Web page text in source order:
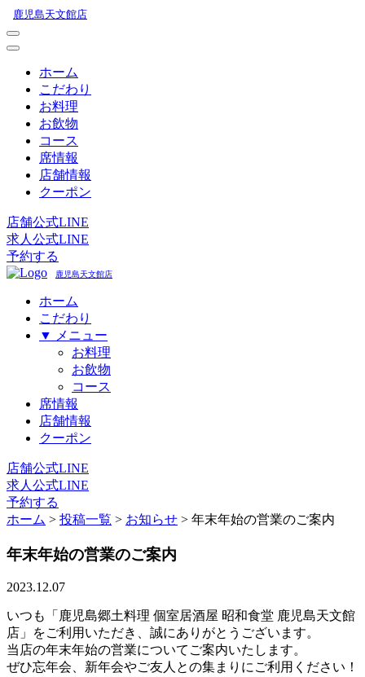
鹿児島天文館店
ホーム
こだわり
お料理
お飲物
コース
席情報
店舗情報
クーポン
店舗公式LINE
求人公式LINE
予約する
鹿児島天文館店
ホーム
こだわり
▼ メニュー
お料理
お飲物
コース
席情報
店舗情報
クーポン
店舗公式LINE
求人公式LINE
予約する
ホーム > 投稿一覧 > お知らせ > 年末年始の営業のご案内
年末年始の営業のご案内
2023.12.07
いつも「鹿児島郷土料理 個室居酒屋 昭和食堂 鹿児島天文館
店」をご利用いただき、誠にありがとうございます。
当店の年末年始の営業についてご案内いたします。
ぜひ忘年会、新年会やご友人との集まりにご利用ください！